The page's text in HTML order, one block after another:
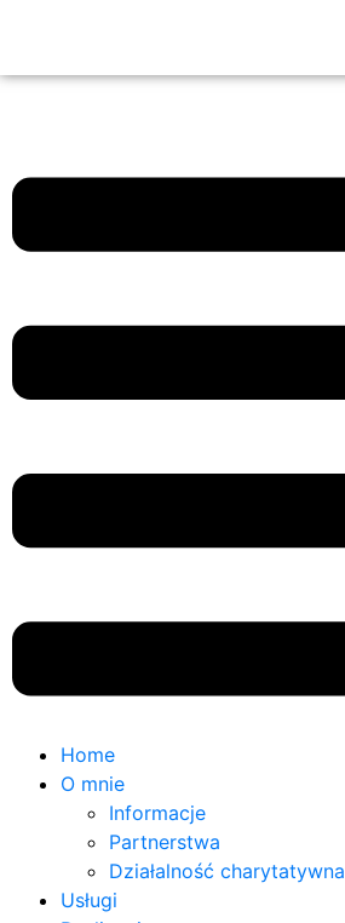
Home
O mnie
Informacje
Partnerstwa
Działalność charytatywna
Usługi